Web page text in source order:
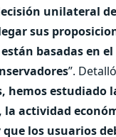
unilateral
sus
basadas en
”.
estudiado
la actividad
los usuarios